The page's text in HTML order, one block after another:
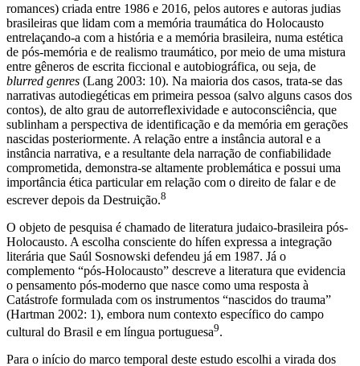
O tema do seguinte livro constitui a literatura ficcional (contos e
romances) criada entre 1986 e 2016, pelos autores e autoras judias
brasileiras que lidam com a memória traumática do Holocausto
entrelaçando-a com a história e a memória brasileira, numa estética
de pós-memória e de realismo traumático, por meio de uma mistura
entre gêneros de escrita ficcional e autobiográfica, ou seja, de
blurred genres(Lang 2003: 10). Na maioria dos casos, trata-se das
narrativas autodiegéticas em primeira pessoa (salvo alguns casos dos
contos), de alto grau de autorreflexividade e autoconsciência, que
sublinham a perspectiva de identificação e da memória em gerações
nascidas posteriormente. A relação entre a instância autoral e a
instância narrativa, e a resultante dela narração de confiabilidade
comprometida, demonstra-se altamente problemática e possui uma
importância ética particular em relação com o direito de falar e de
O objeto de pesquisa é chamado de literatura judaico-brasileira pós-
Holocausto. A escolha consciente do hífen expressa a integração
literária que Saúl Sosnowski defendeu já em 1987. Já o
complemento “pós-Holocausto” descreve a literatura que evidencia
o pensamento pós-moderno que nasce como uma resposta à
Catástrofe formulada com os instrumentos “nascidos do trauma”
(Hartman 2002: 1), embora num contexto específico do campo